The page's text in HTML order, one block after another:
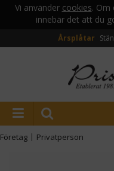
Vi använder cookies. Om
innebär det att du
Årsplåtar
Företag | Privatperson